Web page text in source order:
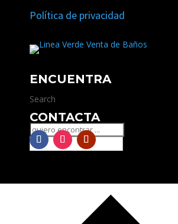
Política de privacidad
ENCUENTRA
Search
CONTACTA